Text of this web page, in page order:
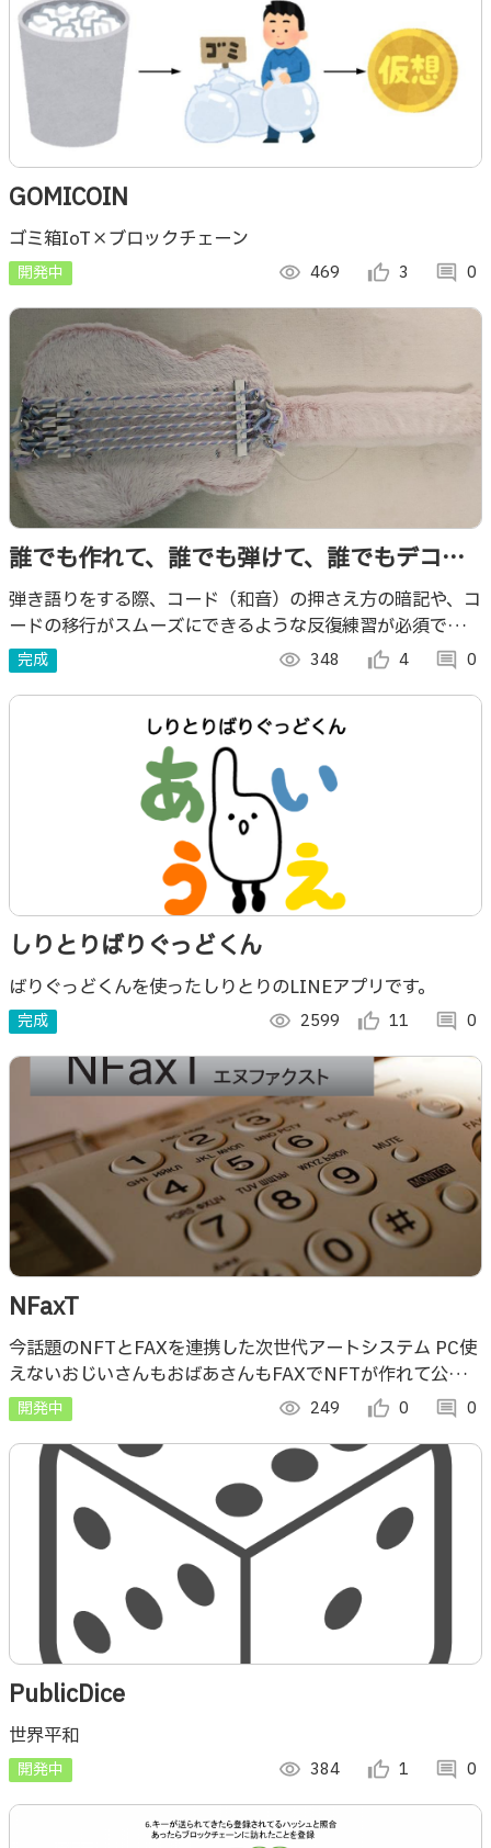
GOMICOIN
ゴミ箱IoT×ブロックチェーン
開発中 visibility 469 thumb_up_alt 3 comment 0
誰でも作れて、誰でも弾けて、誰でもデコれ
るギター
弾き語りをする際、コード（和音）の押さえ方の暗記や、コ
ードの移行がスムーズにできるような反復練習が必須ですが
面倒です。そこで、作ったのが初心者が適当に弾いても良い
感じの伴奏になる楽器です。
完成 visibility 348 thumb_up_alt 4 comment 0
しりとりばりぐっどくん
ばりぐっどくんを使ったしりとりのLINEアプリです。
完成 visibility 2599 thumb_up_alt 11 comment 0
NFaxT
今話題のNFTとFAXを連携した次世代アートシステム PC使
えないおじいさんもおばあさんもFAXでNFTが作れて公開
できるサービス FAX独特の質感が最高のアートを生み出す
開発中 visibility 249 thumb_up_alt 0 comment 0
PublicDice
世界平和
開発中 visibility 384 thumb_up_alt 1 comment 0